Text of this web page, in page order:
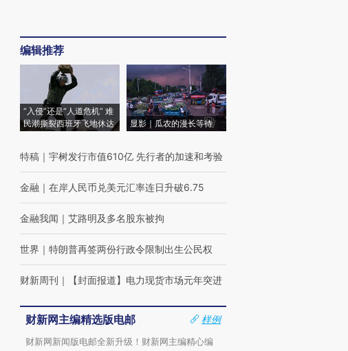
编辑推荐
“入侵”还是“人道危机” 难
民潮撕裂西班牙飞地休达
显影｜瓜农的漫长等待
特稿 ｜ 宇树发行市值610亿 先行者的加速和考验
金融 ｜ 在岸人民币兑美元汇率连日升破6.75
金融我闻 ｜ 艾路明及多名股东被拘
世界 ｜ 特朗普再签两份行政令限制出生公民权
财新周刊 ｜ 【封面报道】电力现货市场元年突进
财新网主编精选版电邮
样例
财新网新闻版电邮全新升级！财新网主编精心编